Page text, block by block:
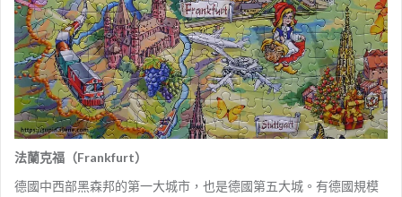
法蘭克福（Frankfurt）
德國中西部黑森邦的第一大城市，也是德國第五大城。有德國規模